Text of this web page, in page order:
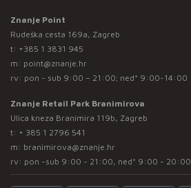
Znanje Point
Rudeška cesta 169a, Zagreb
t: +385 1 3831 945
m: point@znanje.hr
rv: pon - sub 9:00 – 21:00; ned* 9:00-14:00
Znanje Retail Park Branimirova
Ulica kneza Branimira 119b, Zagreb
t: + 385 1 2796 541
m: branimirova@znanje.hr
rv: pon -sub 9:00 - 21:00, ned* 9:00 - 20:00